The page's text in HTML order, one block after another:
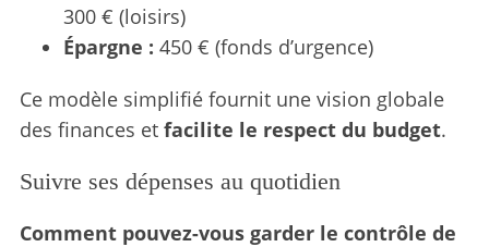
300 € (loisirs)
Épargne : 450 € (fonds d’urgence)
Ce modèle simplifié fournit une vision globale
des finances et facilite le respect du budget.
Suivre ses dépenses au quotidien
Comment pouvez-vous garder le contrôle de